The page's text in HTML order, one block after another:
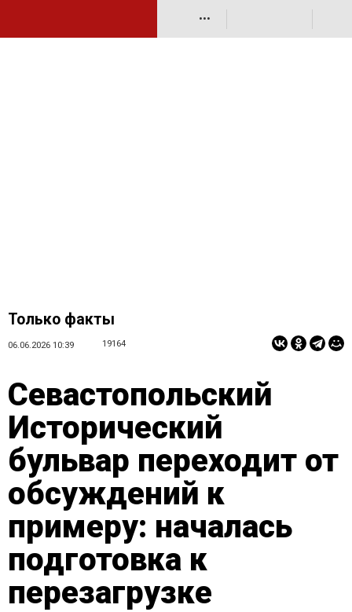
•••
Только факты
06.06.2026 10:39 19164
Севастопольский
Исторический
бульвар переходит от
обсуждений к
примеру: началась
подготовка к
перезагрузке